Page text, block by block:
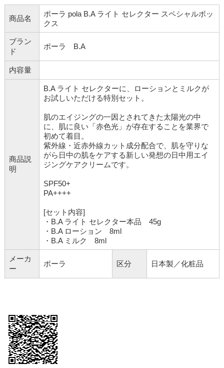
商品名
ポーラ pola B.A ライト セレクター スペシャルボッ
クス
ブラン
ド
ポーラ B.A
内容量
商品説
明
B.A ライト セレクターに、ローションとミルクが
お試しいただける特別セット。
肌のエイジングの一因とされてきた太陽光の中
に、肌に良い「赤色光」が存在することを業界で
初めて着目。
紫外線・近赤外線カット成分配合で、肌を守りな
がら日中の肌をケアする新しい発想の日中用エイ
ジングケアクリームです。
SPF50+
PA++++
[セット内容]
・B.A ライト セレクター本品 45g
・B.A ローション 8ml
・B.A ミルク 8ml
メーカ
ー
ポーラ 区分 日本製／化粧品